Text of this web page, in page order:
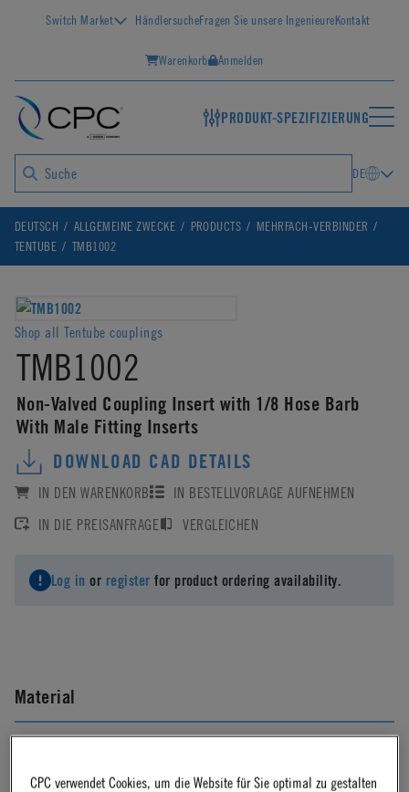
Switch Market HändlersucheFragen Sie unsere IngenieureKontakt
Warenkorb Anmelden
PRODUKT-SPEZIFIZIERUNG
DE
DEUTSCH ALLGEMEINE ZWECKE PRODUCTS
MEHRFACH-VERBINDER
TENTUBE
TMB1002
Shop all Tentube couplings
TMB1002
Non-Valved Coupling Insert with 1/8 Hose Barb
With Male Fitting Inserts
DOWNLOAD CAD DETAILS
IN DEN WARENKORB
IN BESTELLVORLAGE AUFNEHMEN
IN DIE PREISANFRAGE
VERGLEICHEN
Log in or register for product ordering availability.
Material
CPC verwendet Cookies, um die Website für Sie optimal zu gestalten